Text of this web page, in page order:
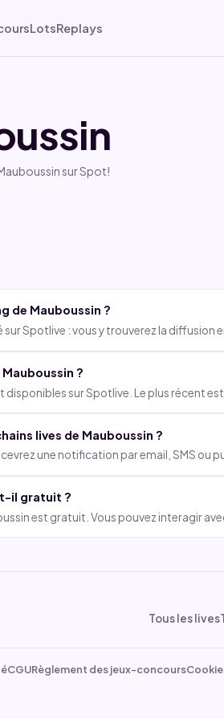
LotsReplays
sur Spot!
de Mauboussin ?
Spotlive : vous y trouverez la
?
sur Spotlive. Le plus récent
lives de Mauboussin ?
une notification par email, SMS
il gratuit ?
est gratuit. Vous pouvez interagir
Tous les lives
CGURèglement des jeux-concours